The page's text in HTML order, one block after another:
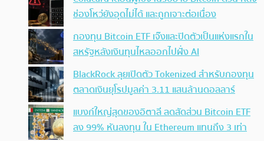
ช่องโหว่ยังอุดไม่ได้ และถูกเจาะต่อเนื่อง
กองทุน Bitcoin ETF เจ๊งและปิดตัวเป็นแห่งแรกใน
สหรัฐหลังเงินทุนไหลออกไปฝั่ง AI
BlackRock ลุยเปิดตัว Tokenized สำหรับกองทุน
ตลาดเงินยุโรปมูลค่า 3.11 แสนล้านดอลลาร์
แบงก์ใหญ่สุดของอิตาลี ลดสัดส่วน Bitcoin ETF
ลง 99% หันลงทุน ใน Ethereum แทนถึง 3 เท่า